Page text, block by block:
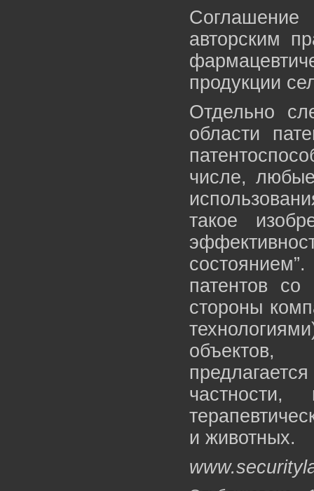
Соглашение
авторским
продукции
Отдельно
области
числе,
такое
патентов
стороны
объектов,
частности,
и животных.